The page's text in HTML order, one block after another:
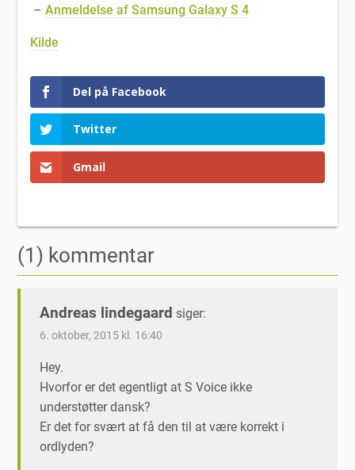
–Anmeldelse af Samsung Galaxy S 4
Kilde
Del på Facebook
Twitter
Gmail
(1) kommentar
Andreas lindegaard siger:
6. oktober, 2015 kl. 16:40
Hey.
Hvorfor er det egentligt at S Voice ikke
understøtter dansk?
Er det for svært at få den til at være korrekt i
ordlyden?